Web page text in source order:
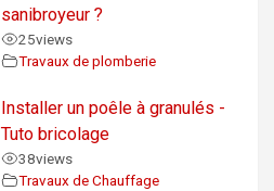
sanibroyeur ?
25views
Travaux de plomberie
Installer un poêle à granulés -
Tuto bricolage
38views
Travaux de Chauffage